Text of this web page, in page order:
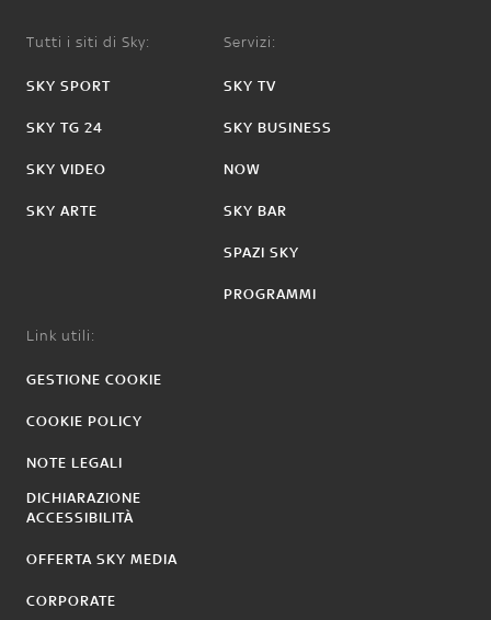
Tutti i siti di Sky:
SKY SPORT
SKY TG 24
SKY VIDEO
SKY ARTE
Servizi:
SKY TV
SKY BUSINESS
NOW
SKY BAR
SPAZI SKY
PROGRAMMI
Link utili:
GESTIONE COOKIE
COOKIE POLICY
NOTE LEGALI
DICHIARAZIONE
ACCESSIBILITÀ
OFFERTA SKY MEDIA
CORPORATE